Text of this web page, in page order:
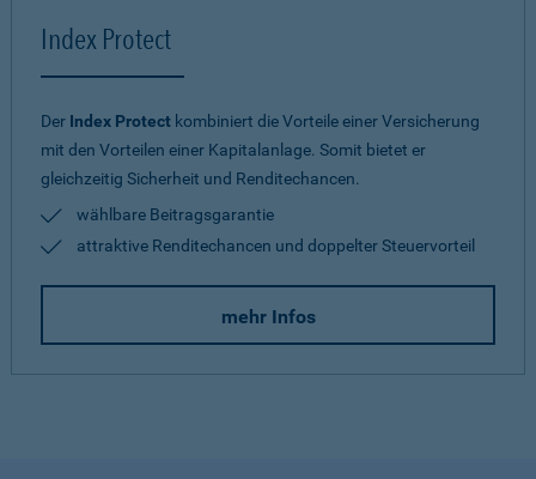
Index Protect
Der Index Protect kombiniert die Vorteile einer Versicherung
mit den Vorteilen einer Kapitalanlage. Somit bietet er
gleichzeitig Sicherheit und Renditechancen.
wählbare Beitragsgarantie
attraktive Renditechancen und doppelter Steuervorteil
mehr Infos